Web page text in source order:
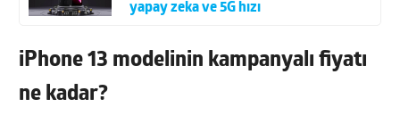
yapay zeka ve 5G hızı
iPhone 13 modelinin kampanyalı fiyatı
ne kadar?